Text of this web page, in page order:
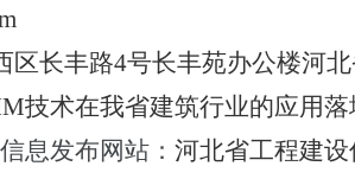
区长丰路4号长丰苑办公楼河
技术在我省建筑行业的应用落
息发布网站： 河北省工程建